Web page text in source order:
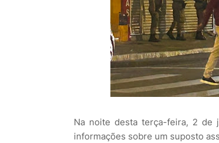
Na noite desta terça-feira, 2 de
informações sobre um suposto